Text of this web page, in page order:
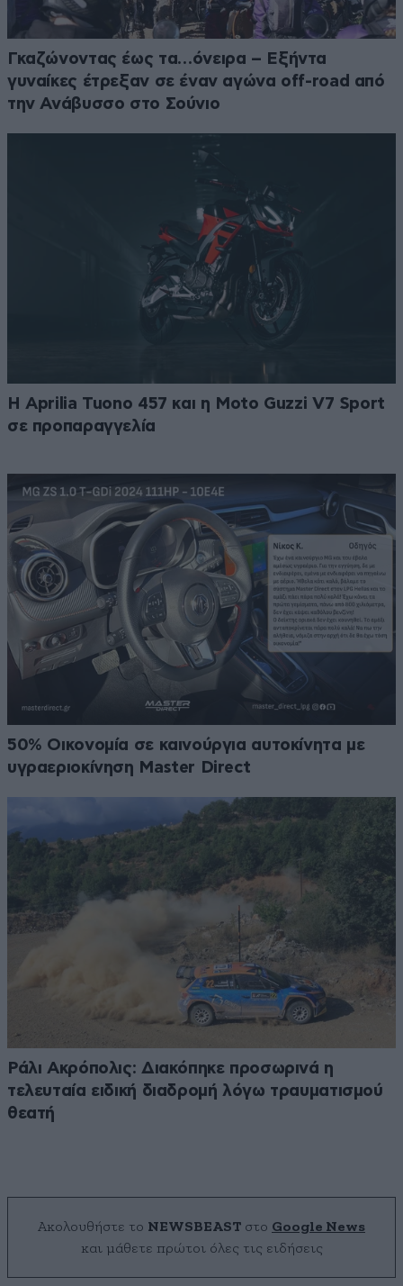
Γκαζώνοντας έως τα…όνειρα – Εξήντα
γυναίκες έτρεξαν σε έναν αγώνα off-road από
την Ανάβυσσο στο Σούνιο
Η Aprilia Tuono 457 και η Moto Guzzi V7 Sport
σε προπαραγγελία
50% Οικονομία σε καινούργια αυτοκίνητα με
υγραεριοκίνηση Master Direct
Ράλι Ακρόπολις: Διακόπηκε προσωρινά η
τελευταία ειδική διαδρομή λόγω τραυματισμού
θεατή
Ακολουθήστε το NEWSBEAST στο Google News
και μάθετε πρώτοι όλες τις ειδήσεις